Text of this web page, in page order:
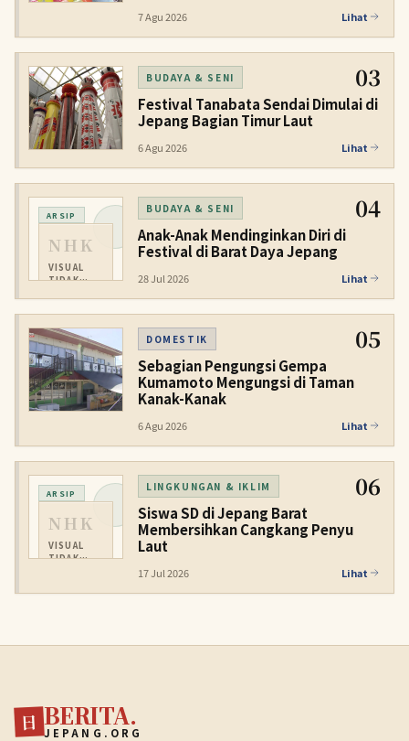
7 Agu 2026 Lihat
BUDAYA & SENI 03
Festival Tanabata Sendai Dimulai di
Jepang Bagian Timur Laut
6 Agu 2026 Lihat
ARSIP
NHK
VISUAL
TIDAK
BUDAYA & SENI 04
Anak-Anak Mendinginkan Diri di
Festival di Barat Daya Jepang
28 Jul 2026 Lihat
DOMESTIK 05
Sebagian Pengungsi Gempa
Kumamoto Mengungsi di Taman
Kanak-Kanak
6 Agu 2026 Lihat
ARSIP
NHK
VISUAL
TIDAK
LINGKUNGAN & IKLIM 06
Siswa SD di Jepang Barat
Membersihkan Cangkang Penyu
Laut
17 Jul 2026 Lihat
日 BERITA.
JEPANG.ORG